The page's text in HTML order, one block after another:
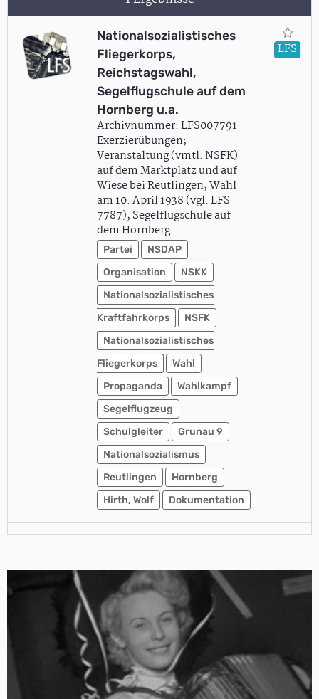
Nationalsozialistisches
Fliegerkorps,
Reichstagswahl,
Segelflugschule auf dem
Hornberg u.a.
Archivnummer: LFS007791
Exerzierübungen;
Veranstaltung (vmtl. NSFK)
auf dem Marktplatz und auf
Wiese bei Reutlingen; Wahl
am 10. April 1938 (vgl. LFS
7787); Segelflugschule auf
dem Hornberg.
Partei
NSDAP
Organisation
NSKK
Nationalsozialistisches
Kraftfahrkorps
NSFK
Nationalsozialistisches
Fliegerkorps
Wahl
Propaganda
Wahlkampf
Segelflugzeug
Schulgleiter
Grunau 9
Nationalsozialismus
Reutlingen
Hornberg
Hirth, Wolf
Dokumentation
LFS